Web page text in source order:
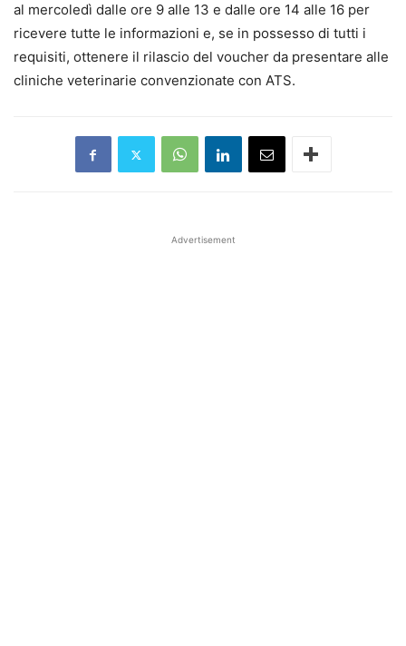
al mercoledì dalle ore 9 alle 13 e dalle ore 14 alle 16 per
ricevere tutte le informazioni e, se in possesso di tutti i
requisiti, ottenere il rilascio del voucher da presentare alle
cliniche veterinarie convenzionate con ATS.
Advertisement